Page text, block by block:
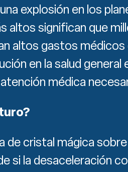
explosión en los
altos significan que
altos gastos médicos
en la salud
médica
de cristal mágica
si la desaceleración